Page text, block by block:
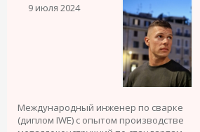
9 июля 2024
Международный инженер по сварке
(диплом IWE) с опытом производстве